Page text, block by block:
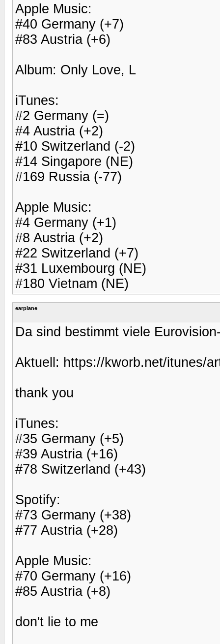
Apple Music:
#40 Germany (+7)
#83 Austria (+6)
Album: Only Love, L
iTunes:
#2 Germany (=)
#4 Austria (+2)
#10 Switzerland (-2)
#14 Singapore (NE)
#169 Russia (-77)
Apple Music:
#4 Germany (+1)
#8 Austria (+2)
#22 Switzerland (+7)
#31 Luxembourg (NE)
#180 Vietnam (NE)
earplane
Da sind bestimmt viele
Aktuell: https://kworb.net/itunes/
thank you
iTunes:
#35 Germany (+5)
#39 Austria (+16)
#78 Switzerland (+43)
Spotify:
#73 Germany (+38)
#77 Austria (+28)
Apple Music:
#70 Germany (+16)
#85 Austria (+8)
don't lie to me